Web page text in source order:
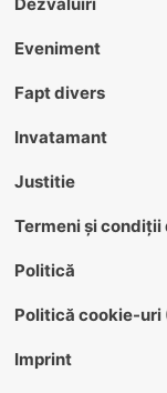
Eveniment
Fapt divers
Invatamant
Justitie
Termeni și condiții
Politică
Politică cookie-uri
Imprint